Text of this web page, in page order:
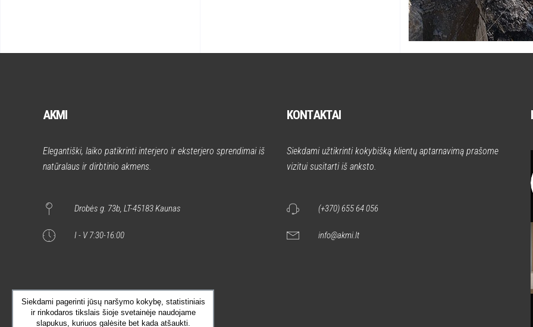
Siekdami pagerinti jūsų naršymo kokybę, statistiniais
ir rinkodaros tikslais šioje svetainėje naudojame
slapukus, kuriuos galėsite bet kada atšaukti.
AKMI
Elegantiški, laiko patikrinti interjero ir eksterjero sprendimai iš
natūralaus ir dirbtinio akmens.
Drobės g. 73b, LT-45183 Kaunas
I - V 7:30-16:00
KONTAKTAI
Siekdami užtikrinti kokybišką klientų aptarnavimą prašome
vizitui susitarti iš anksto.
(+370) 655 64 056
info@akmi.lt